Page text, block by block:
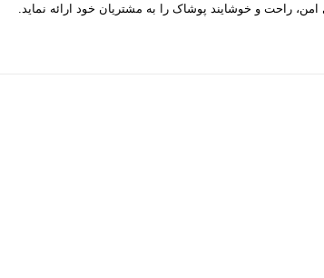
راحت و خوشایند پوشاک را به مشتریان خود ارائه نماید.